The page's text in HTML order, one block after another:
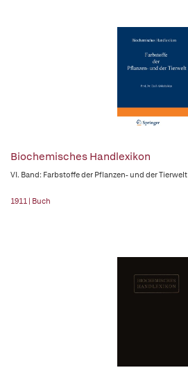
Biochemisches Handlexikon
VI. Band: Farbstoffe der Pflanzen- und der Tierwelt
1911 | Buch